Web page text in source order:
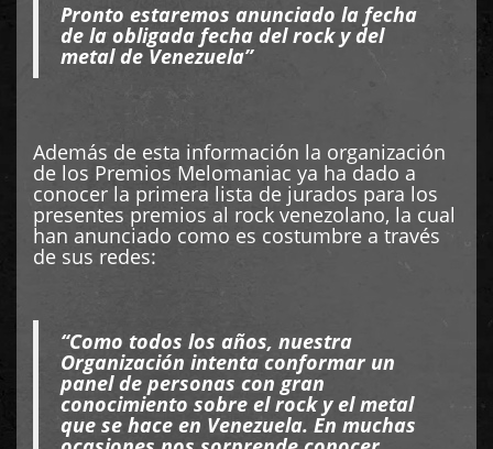
Pronto estaremos anunciado la fecha
de la obligada fecha del rock y del
metal de Venezuela”
Además de esta información la organización
de los Premios Melomaniac ya ha dado a
conocer la primera lista de jurados para los
presentes premios al rock venezolano, la cual
han anunciado como es costumbre a través
de sus redes:
“Como todos los años, nuestra
Organización intenta conformar un
panel de personas con gran
conocimiento sobre el rock y el metal
que se hace en Venezuela. En muchas